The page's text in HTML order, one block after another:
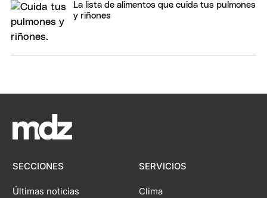
La lista de alimentos que cuida tus pulmones
y riñones
SECCIONES
Últimas noticias
SERVICIOS
Clima